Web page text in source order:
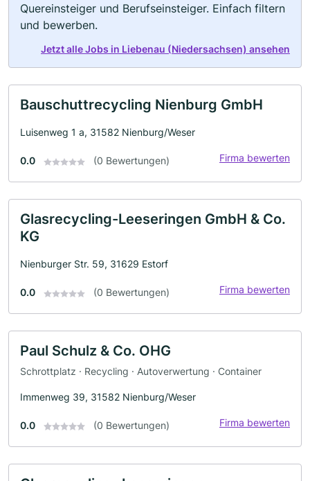
Quereinsteiger und Berufseinsteiger. Einfach filtern
und bewerben.
Jetzt alle Jobs in Liebenau (Niedersachsen) ansehen
Bauschuttrecycling Nienburg GmbH
Luisenweg 1 a, 31582 Nienburg/Weser
0.0 (0 Bewertungen) Firma bewerten
Glasrecycling-Leeseringen GmbH & Co.
KG
Nienburger Str. 59, 31629 Estorf
0.0 (0 Bewertungen) Firma bewerten
Paul Schulz & Co. OHG
Schrottplatz · Recycling · Autoverwertung · Container
Immenweg 39, 31582 Nienburg/Weser
0.0 (0 Bewertungen) Firma bewerten